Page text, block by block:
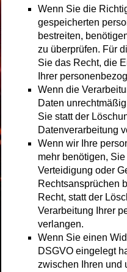
Wenn Sie die
gespeicherten
bestreiten,
zu überprüfen. Für
Sie das Recht, die
Ihrer
Wenn die
Daten
Sie statt der
Datenverarbeitung
Wenn wir Ihre
mehr benötigen,
Verteidigung oder
Rechtsansprüchen
Recht, statt der
Verarbeitung Ihrer
verlangen.
Wenn Sie einen
DSGVO eingelegt
zwischen Ihren und